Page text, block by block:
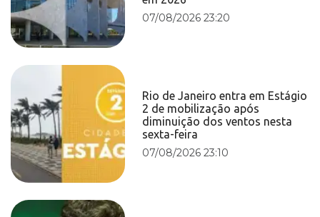
07/08/2026 23:20
Rio de Janeiro entra em Estágio
2 de mobilização após
diminuição dos ventos nesta
sexta-feira
07/08/2026 23:10